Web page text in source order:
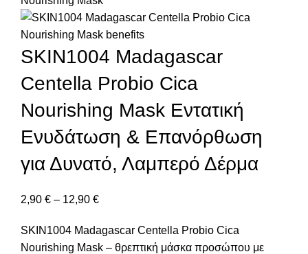
SKIN1004 Madagascar
Centella Probio Cica
Nourishing Mask Εντατική
Ενυδάτωση & Επανόρθωση
για Δυνατό, Λαμπερό Δέρμα
2,90 € – 12,90 €
SKIN1004 Madagascar Centella Probio Cica
Nourishing Mask – θρεπτική μάσκα προσώπου με